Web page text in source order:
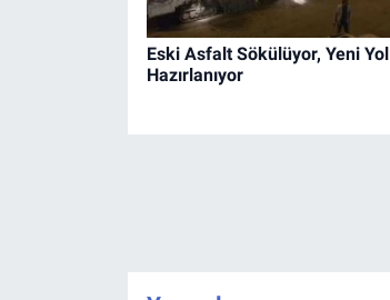
Eski Asfalt Sökülüyor, Yeni Yol
Hazırlanıyor